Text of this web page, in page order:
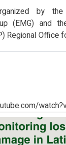
by the
(EMG) and
Regional Office